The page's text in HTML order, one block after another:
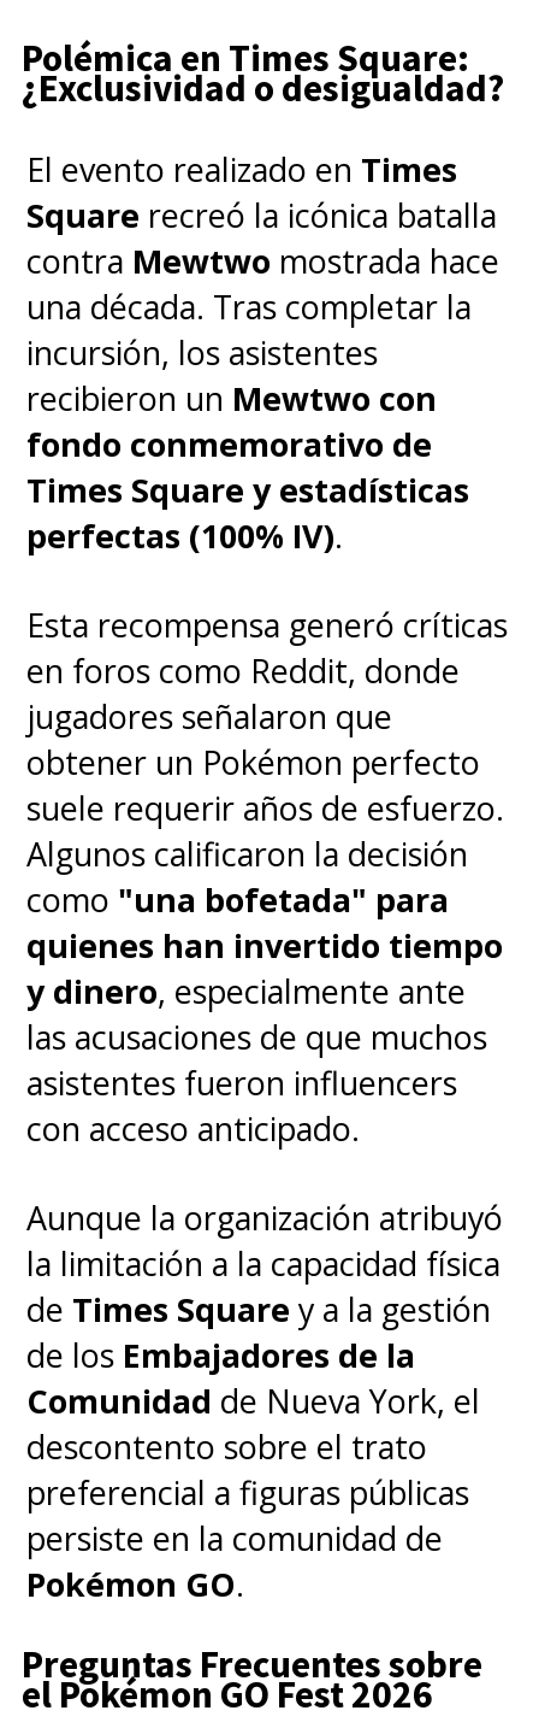
central, mientras que otras
escenas, como paisajes, se
abarcan con la (visión)
periférica", aclaró Gomez.
Así, el estudioavanza en la
dirección de comprender más
sobre cómo está
interconectado el cerebro
humano y por qué es capaz de
almacenar información en la
forma en que lo hace
Y todo gracias a un niño que
jugóPokémony, de grande, se
dedicó a la ciencia.
que se preocupan por el tiempo
que sus hijos e hijas dedican a
los videojuegos, otro de los
resultados de este estudio
destaca laneuroplasticidad, o
sea,la habilidad del cerebro
de adaptarse a los estímulos
que recibe , y recalcan que los
participantes "expertos" en
o trabajan en grandes
empresas como Google.
Polémica en Times Square:
¿Exclusividad o desigualdad?
El evento realizado en Times
Square recreó la icónica batalla
contra Mewtwo mostrada hace
una década. Tras completar la
incursión, los asistentes
recibieron un Mewtwo con
fondo conmemorativo de
Times Square y estadísticas
perfectas (100% IV).
Esta recompensa generó críticas
en foros como Reddit, donde
jugadores señalaron que
obtener un Pokémon perfecto
suele requerir años de esfuerzo.
Algunos calificaron la decisión
como "una bofetada" para
quienes han invertido tiempo
y dinero, especialmente ante
las acusaciones de que muchos
asistentes fueron influencers
con acceso anticipado.
Aunque la organización atribuyó
la limitación a la capacidad física
de Times Square y a la gestión
de los Embajadores de la
Comunidad de Nueva York, el
descontento sobre el trato
preferencial a figuras públicas
persiste en la comunidad de
Pokémon GO.
Preguntas Frecuentes sobre
el Pokémon GO Fest 2026